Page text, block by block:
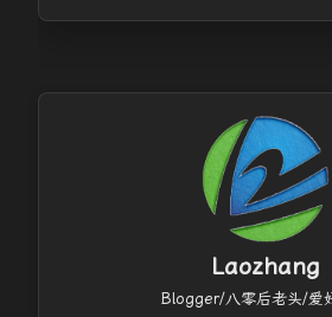
Laozhang
Blogger/八零后老头/爱